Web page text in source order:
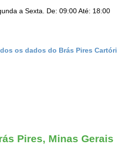
a Sexta. De: 09:00 Até: 18:00
os dados do Brás Pires
Pires, Minas Gerais